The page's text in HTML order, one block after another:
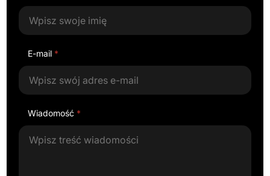
E-mail *
Wiadomość *